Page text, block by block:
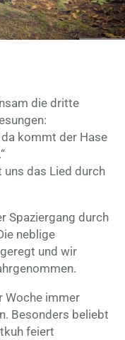
die dritte
kommt der Hase
uns das Lied durch
Spaziergang durch
neblige
und wir
Woche immer
Besonders beliebt
feiert